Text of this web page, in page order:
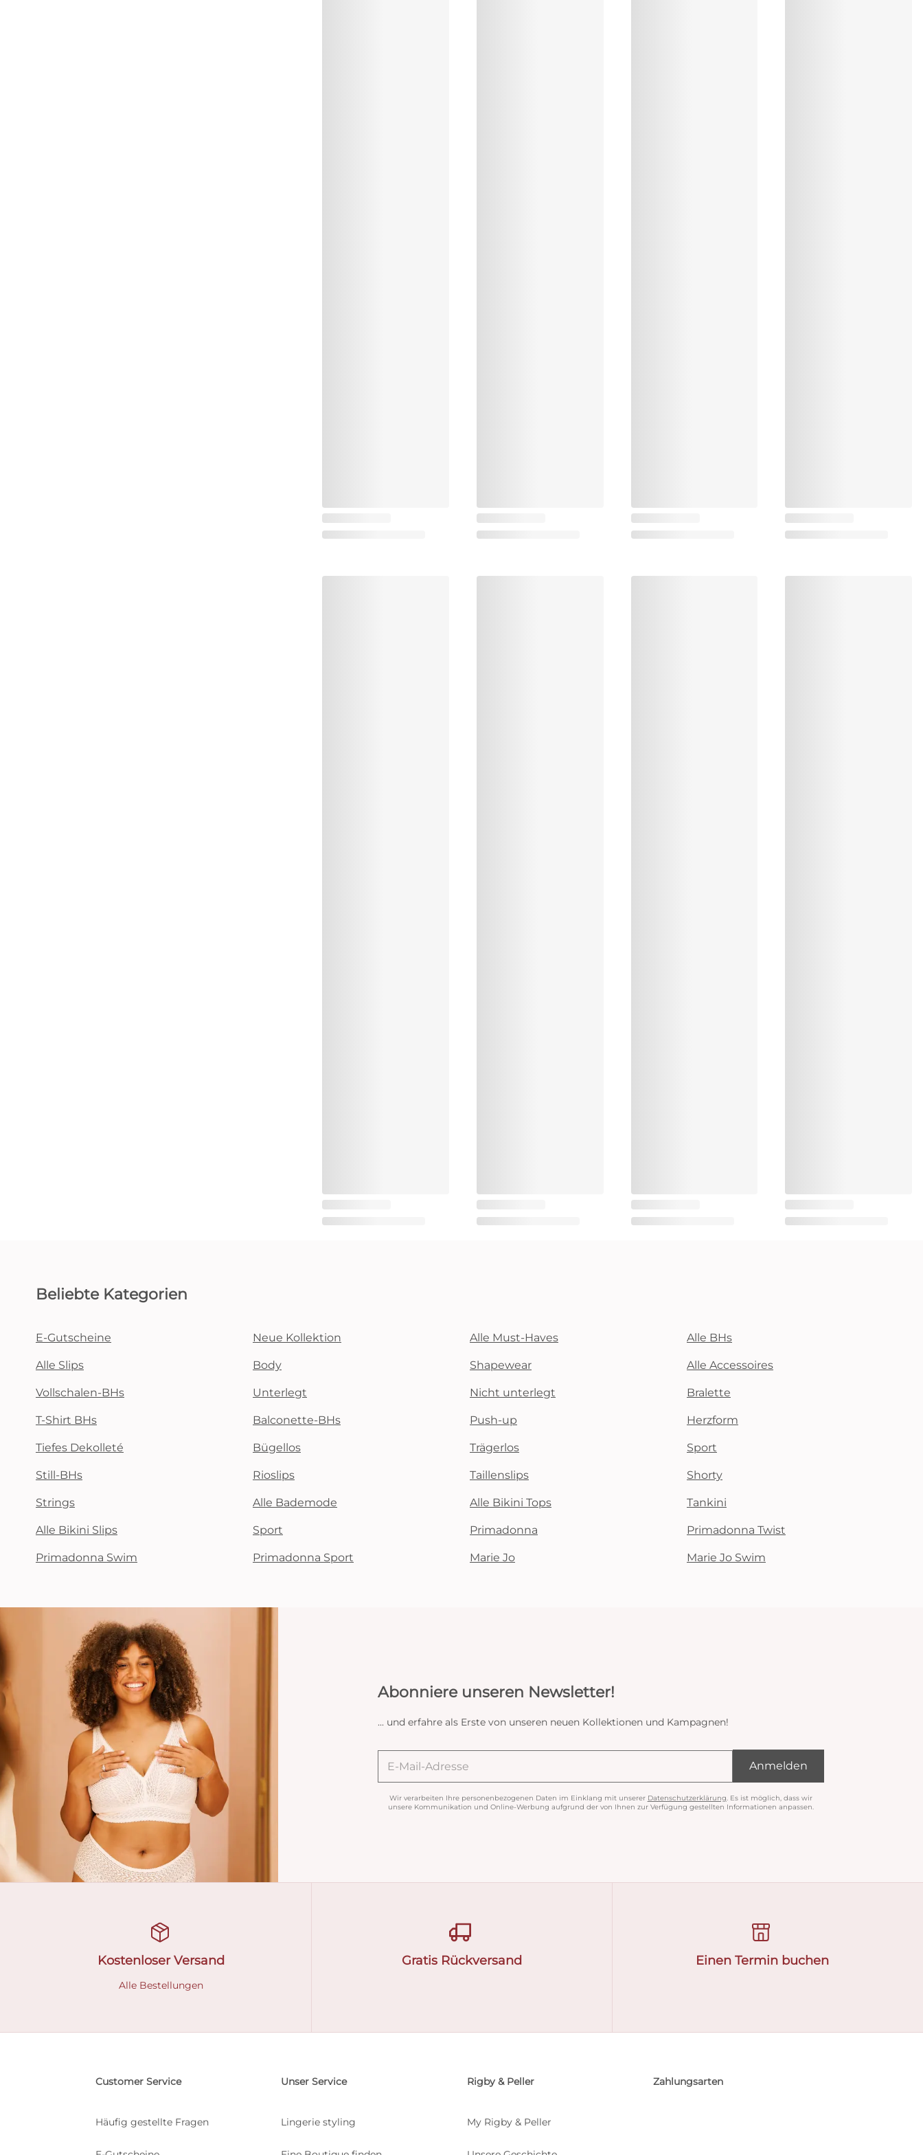
Beliebte Kategorien
E-Gutscheine Neue Kollektion Alle Must-Haves Alle BHs
Alle Slips Body Shapewear Alle Accessoires
Vollschalen-BHs Unterlegt Nicht unterlegt Bralette
T-Shirt BHs Balconette-BHs Push-up Herzform
Tiefes Dekolleté Bügellos Trägerlos Sport
Still-BHs Rioslips Taillenslips Shorty
Strings Alle Bademode Alle Bikini Tops Tankini
Alle Bikini Slips Sport Primadonna Primadonna Twist
Primadonna Swim Primadonna Sport Marie Jo Marie Jo Swim
Abonniere unseren Newsletter!
... und erfahre als Erste von unseren neuen Kollektionen und Kampagnen!
Wir verarbeiten Ihre personenbezogenen Daten im Einklang mit unserer Datenschutzerklärung . Es ist möglich, dass wir
unsere Kommunikation und Online-Werbung aufgrund der von Ihnen zur Verfügung gestellten Informationen anpassen.
Anmelden
Kostenloser Versand
Alle Bestellungen
Gratis Rückversand Einen Termin buchen
Customer Service
Häufig gestellte Fragen
Unser Service
Lingerie styling
Rigby & Peller
My Rigby & Peller
Zahlungsarten